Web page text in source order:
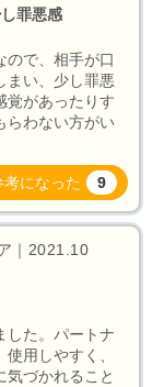
罪悪感
ので、相手が口
まい、少し罪悪
覚があったりす
らわない方がい
考になった 9
｜2021.10
した。パートナ
用しやすく、
気づかれること